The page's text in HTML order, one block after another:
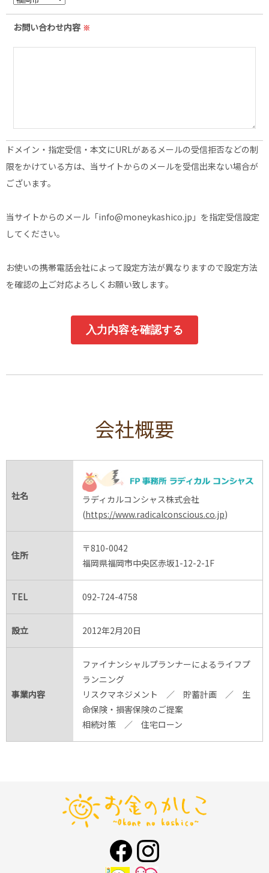
お問い合わせ内容 ※
ドメイン・指定受信・本文にURLがあるメールの受信拒否などの制
限をかけている方は、当サイトからのメールを受信出来ない場合が
ございます。
当サイトからのメール「info@moneykashico.jp」を指定受信設定
してください。
お使いの携帯電話会社によって設定方法が異なりますので設定方法
を確認の上ご対応よろしくお願い致します。
会社概要
社名
ラディカルコンシャス株式会社
(https://www.radicalconscious.co.jp)
住所
〒810-0042
福岡県福岡市中央区赤坂1-12-2-1F
TEL 092-724-4758
設立 2012年2月20日
事業内容
ファイナンシャルプランナーによるライフプ
ランニング
リスクマネジメント ／ 貯蓄計画 ／ 生
命保険・損害保険のご提案
相続対策 ／ 住宅ローン